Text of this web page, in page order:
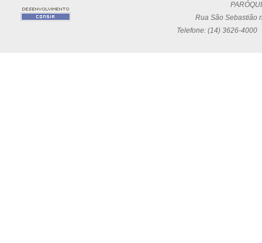
Rua São Sebastião
Telefone: (14) 3626-